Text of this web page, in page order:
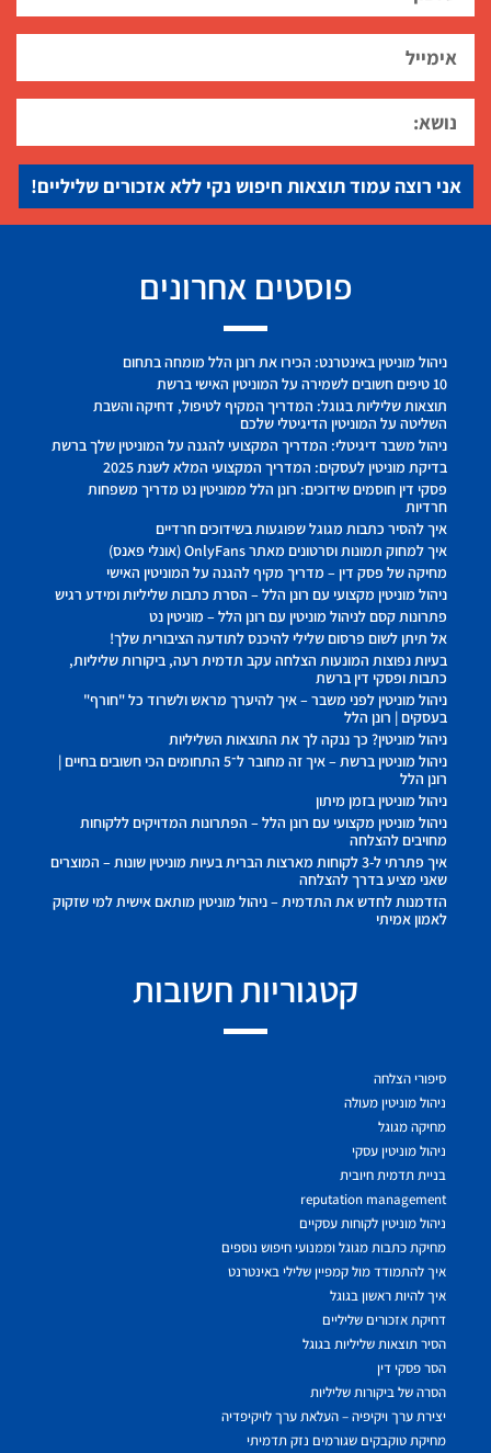
אני רוצה עמוד תוצאות חיפוש נקי ללא אזכורים שליליים!
פוסטים אחרונים
ניהול מוניטין באינטרנט: הכירו את רונן הלל מומחה בתחום
10 טיפים חשובים לשמירה על המוניטין האישי ברשת
תוצאות שליליות בגוגל: המדריך המקיף לטיפול, דחיקה והשבת
השליטה על המוניטין הדיגיטלי שלכם
ניהול משבר דיגיטלי: המדריך המקצועי להגנה על המוניטין שלך ברשת
בדיקת מוניטין לעסקים: המדריך המקצועי המלא לשנת 2025
פסקי דין חוסמים שידוכים: רונן הלל ממוניטין נט מדריך משפחות
חרדיות
איך להסיר כתבות מגוגל שפוגעות בשידוכים חרדיים
איך למחוק תמונות וסרטונים מאתר OnlyFans (אונלי פאנס)
מחיקה של פסק דין – מדריך מקיף להגנה על המוניטין האישי
ניהול מוניטין מקצועי עם רונן הלל – הסרת כתבות שליליות ומידע רגיש
פתרונות קסם לניהול מוניטין עם רונן הלל – מוניטין נט
אל תיתן לשום פרסום שלילי להיכנס לתודעה הציבורית שלך!
בעיות נפוצות המונעות הצלחה עקב תדמית רעה, ביקורות שליליות,
כתבות ופסקי דין ברשת
ניהול מוניטין לפני משבר – איך להיערך מראש ולשרוד כל "חורף"
בעסקים | רונן הלל
ניהול מוניטין? כך ננקה לך את התוצאות השליליות
ניהול מוניטין ברשת – איך זה מחובר ל־5 התחומים הכי חשובים בחיים |
רונן הלל
ניהול מוניטין בזמן מיתון
ניהול מוניטין מקצועי עם רונן הלל – הפתרונות המדויקים ללקוחות
מחויבים להצלחה
איך פתרתי ל-3 לקוחות מארצות הברית בעיות מוניטין שונות – המוצרים
שאני מציע בדרך להצלחה
הזדמנות לחדש את התדמית – ניהול מוניטין מותאם אישית למי שזקוק
לאמון אמיתי
קטגוריות חשובות
סיפורי הצלחה
ניהול מוניטין מעולה
מחיקה מגוגל
ניהול מוניטין עסקי
בניית תדמית חיובית
reputation management
ניהול מוניטין לקוחות עסקיים
מחיקת כתבות מגוגל וממנועי חיפוש נוספים
איך להתמודד מול קמפיין שלילי באינטרנט
איך להיות ראשון בגוגל
דחיקת אזכורים שליליים
הסיר תוצאות שליליות בגוגל
הסר פסקי דין
הסרה של ביקורות שליליות
יצירת ערך ויקיפיה – העלאת ערך לויקיפדיה
מחיקת טוקבקים שגורמים נזק תדמיתי